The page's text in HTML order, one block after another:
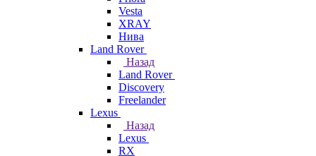
Vesta
XRAY
Нива
Land Rover
Назад
Land Rover
Discovery
Freelander
Lexus
Назад
Lexus
RX